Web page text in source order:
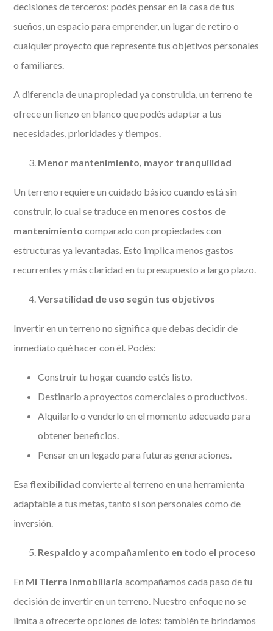
decisiones de terceros: podés pensar en la casa de tus
sueños, un espacio para emprender, un lugar de retiro o
cualquier proyecto que represente tus objetivos personales
o familiares.
A diferencia de una propiedad ya construida, un terreno te
ofrece un lienzo en blanco que podés adaptar a tus
necesidades, prioridades y tiempos.
Menor mantenimiento, mayor tranquilidad
Un terreno requiere un cuidado básico cuando está sin
construir, lo cual se traduce en menores costos de
mantenimiento comparado con propiedades con
estructuras ya levantadas. Esto implica menos gastos
recurrentes y más claridad en tu presupuesto a largo plazo.
Versatilidad de uso según tus objetivos
Invertir en un terreno no significa que debas decidir de
inmediato qué hacer con él. Podés:
Construir tu hogar cuando estés listo.
Destinarlo a proyectos comerciales o productivos.
Alquilarlo o venderlo en el momento adecuado para
obtener beneficios.
Pensar en un legado para futuras generaciones.
Esa flexibilidad convierte al terreno en una herramienta
adaptable a tus metas, tanto si son personales como de
inversión.
Respaldo y acompañamiento en todo el proceso
En Mi Tierra Inmobiliaria acompañamos cada paso de tu
decisión de invertir en un terreno. Nuestro enfoque no se
limita a ofrecerte opciones de lotes: también te brindamos